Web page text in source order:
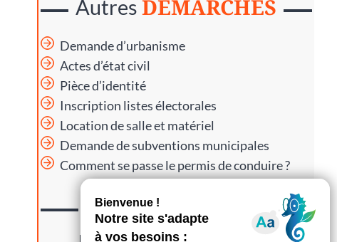
AutresDÉMARCHES
Demande d’urbanisme
Actes d’état civil
Pièce d’identité
Inscription listes électorales
Location de salle et matériel
Demande de subventions municipales
Comment se passe le permis de conduire ?
NousCONTACTER